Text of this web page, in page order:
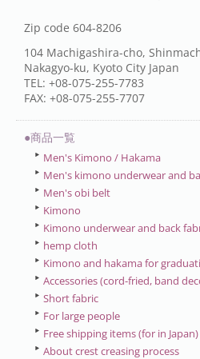
Zip code 604-8206
104 Machigashira-cho,
Nakagyo-ku, Kyoto City Japan
TEL: +08-075-255-7783
FAX: +08-075-255-7707
●商品一覧
Men's Kimono / Hakama
Men's kimono underwear and
Men's obi belt
Kimono
Kimono underwear and back
hemp cloth
Kimono and hakama for
Accessories (cord-fried, band
Short fabric
For large people
Free shipping items (for in Japan)
About crest creasing process